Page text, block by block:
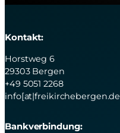
Kontakt:
Horstweg 6
29303 Bergen
+49 5051 2268
info[at|freikirchebergen.de
Bankverbindung: